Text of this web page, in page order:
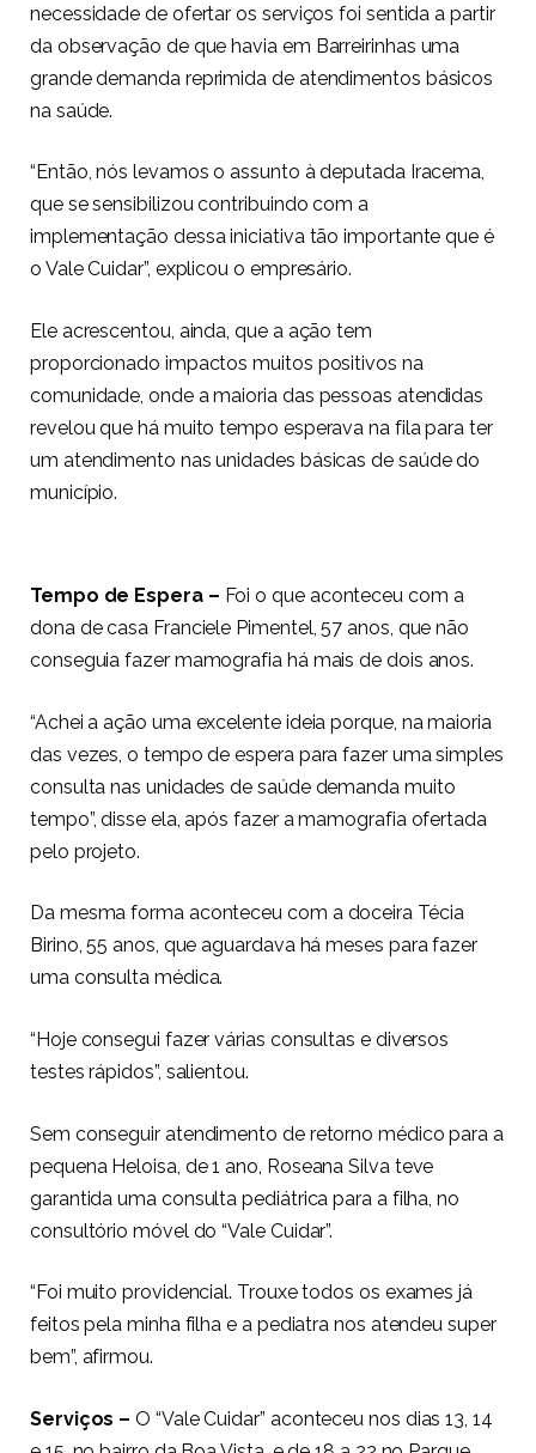
necessidade de ofertar os serviços foi sentida a partir
da observação de que havia em Barreirinhas uma
grande demanda reprimida de atendimentos básicos
na saúde.
“Então, nós levamos o assunto à deputada Iracema,
que se sensibilizou contribuindo com a
implementação dessa iniciativa tão importante que é
o Vale Cuidar”, explicou o empresário.
Ele acrescentou, ainda, que a ação tem
proporcionado impactos muitos positivos na
comunidade, onde a maioria das pessoas atendidas
revelou que há muito tempo esperava na fila para ter
um atendimento nas unidades básicas de saúde do
município.
Tempo de Espera – Foi o que aconteceu com a
dona de casa Franciele Pimentel, 57 anos, que não
conseguia fazer mamografia há mais de dois anos.
“Achei a ação uma excelente ideia porque, na maioria
das vezes, o tempo de espera para fazer uma simples
consulta nas unidades de saúde demanda muito
tempo”, disse ela, após fazer a mamografia ofertada
pelo projeto.
Da mesma forma aconteceu com a doceira Técia
Birino, 55 anos, que aguardava há meses para fazer
uma consulta médica.
“Hoje consegui fazer várias consultas e diversos
testes rápidos”, salientou.
Sem conseguir atendimento de retorno médico para a
pequena Heloisa, de 1 ano, Roseana Silva teve
garantida uma consulta pediátrica para a filha, no
consultório móvel do “Vale Cuidar”.
“Foi muito providencial. Trouxe todos os exames já
feitos pela minha filha e a pediatra nos atendeu super
bem”, afirmou.
Serviços –O “Vale Cuidar” aconteceu nos dias 13, 14